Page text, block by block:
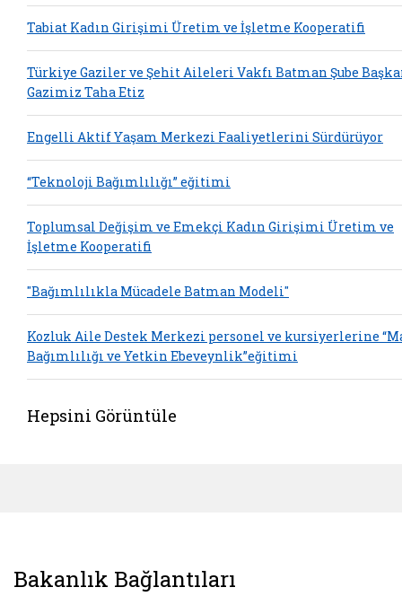
Tabiat Kadın Girişimi Üretim ve İşletme Kooperatifi
Türkiye Gaziler ve Şehit Aileleri Vakfı Batman Şube
Gazimiz Taha Etiz
Engelli Aktif Yaşam Merkezi Faaliyetlerini Sürdürüyor
“Teknoloji Bağımlılığı” eğitimi
Toplumsal Değişim ve Emekçi Kadın Girişimi Üretim ve
İşletme Kooperatifi
"Bağımlılıkla Mücadele Batman Modeli"
Kozluk Aile Destek Merkezi personel ve kursiyerlerine
Bağımlılığı ve Yetkin Ebeveynlik”eğitimi
Hepsini Görüntüle
Bakanlık Bağlantıları